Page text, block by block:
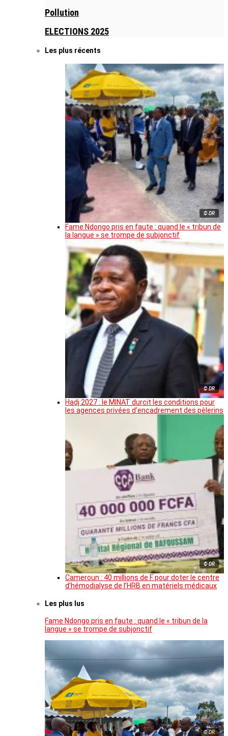
Pollution
ELECTIONS 2025
Les plus récents
© DR
Fame Ndongo pris en faute : quand le « tribun de
la langue » se trompe de subjonctif
© DR
Hadj 2027 : le MINAT durcit les conditions pour
les agences privées d’encadrement des pèlerins
© DR
Cameroun : 40 millions de F pour doter le centre
d’hémodialyse de l’HRB en matériels médicaux
Les plus lus
Fame Ndongo pris en faute : quand le « tribun de la
langue » se trompe de subjonctif
© DR